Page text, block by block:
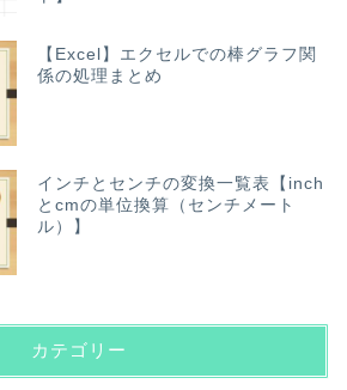
【Excel】エクセルでの棒グラフ関
係の処理まとめ
インチとセンチの変換一覧表【inch
とcmの単位換算（センチメート
ル）】
カテゴリー